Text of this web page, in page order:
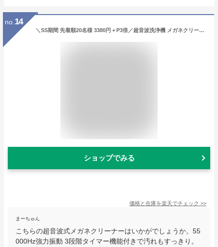
no. 14
＼SS期間 先着順20名様 3380円＋P3倍／超音波洗浄機 メガネクリーナー メガネ洗浄機 304ステンレス鋼 タンク 55000Hz強力振動 3段階タイマー機能 650ml大容量 眼鏡洗浄機 超音波クリーナー 軽量 小型家用 化粧道具/腕時計/指輪/貴金属/ジュエリー 洗浄機 カミソリ PSE認証済
ショップでみる
価格と在庫を楽天でチェック >>
まーちゅん
こちらの超音波式メガネクリーナーはいかがでしょうか。55
000Hz強力振動 3段階タイマー機能付きで汚れもすっきり。